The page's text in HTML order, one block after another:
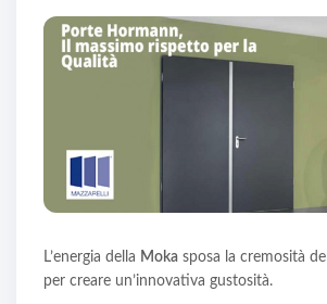
L’energia della Moka sposa la cremosità del
per creare un’innovativa gustosità.